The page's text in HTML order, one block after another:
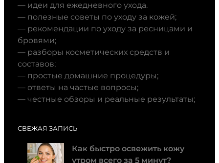
— идеи для ежедневного ухода.
— полезные советы по уходу за кожей;
— рекомендации по уходу за ресницами и
бровями;
— разборы косметических средств и
составов;
— простые домашние процедуры;
— ответы на частые вопросы;
— честные обзоры и реальные результаты;
СВЕЖАЯ ЗАПИСЬ
Как быстро освежить кожу
утром всего за 5 минут?